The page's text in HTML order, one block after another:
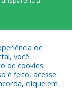
de
você
de cookies.
é feito, acesse
clique em